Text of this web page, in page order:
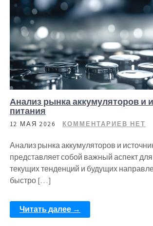
Анализ рынка аккумуляторов и
питания
12 МАЯ 2026 КОММЕНТАРИЕВ НЕТ
Анализ рынка аккумуляторов и
представляет собой важный аспект
текущих тенденций и будущих
быстро […]
Читать далее →